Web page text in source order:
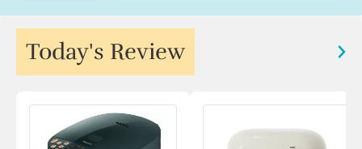
Today's Review